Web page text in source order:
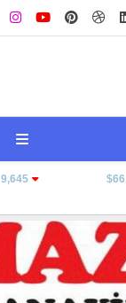
9,645